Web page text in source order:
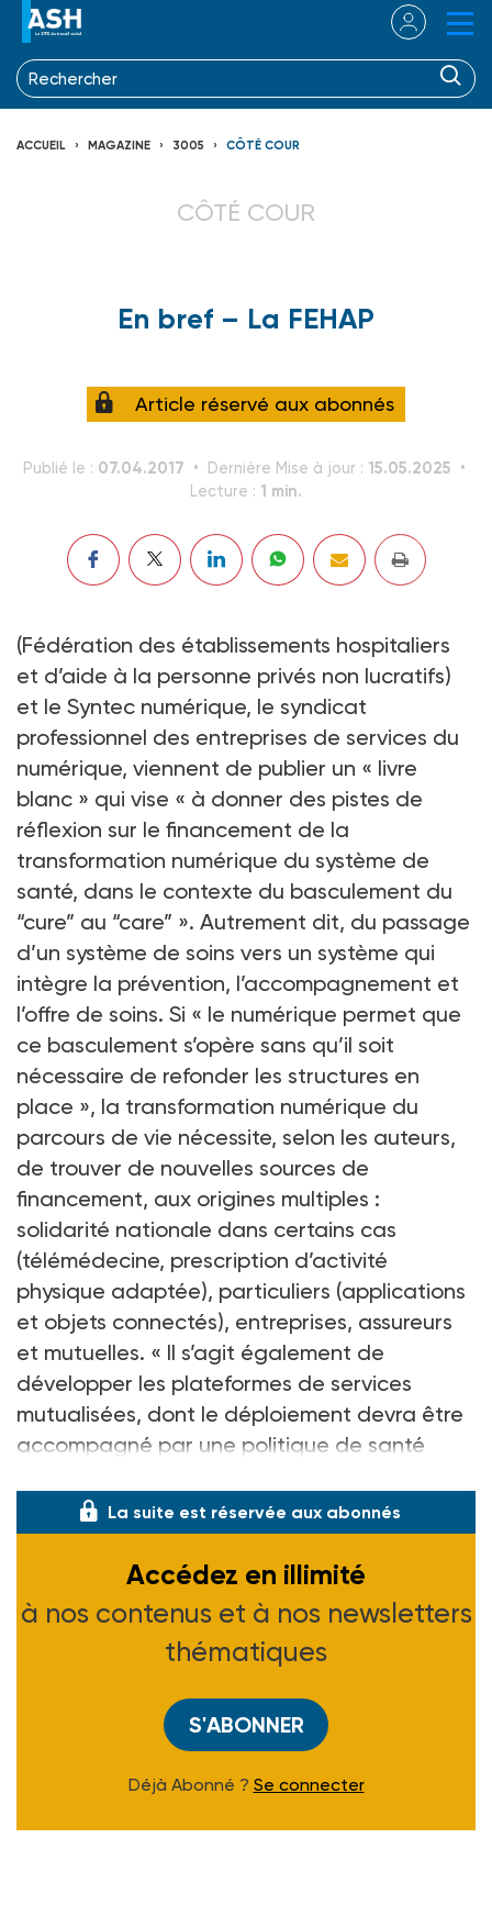
ACCUEIL MAGAZINE 3005 CÔTÉ COUR
CÔTÉ COUR
En bref – La FEHAP
Article réservé aux abonnés
Publié le : 07.04.2017 Dernière Mise à jour : 15.05.2025
Lecture : 1 min.
(Fédération des établissements hospitaliers
et d’aide à la personne privés non lucratifs)
et le Syntec numérique, le syndicat
professionnel des entreprises de services du
numérique, viennent de publier un « livre
blanc » qui vise « à donner des pistes de
réflexion sur le financement de la
transformation numérique du système de
santé, dans le contexte du basculement du
“cure” au “care” ». Autrement dit, du passage
d’un système de soins vers un système qui
intègre la prévention, l’accompagnement et
l’offre de soins. Si « le numérique permet que
ce basculement s’opère sans qu’il soit
nécessaire de refonder les structures en
place », la transformation numérique du
parcours de vie nécessite, selon les auteurs,
de trouver de nouvelles sources de
financement, aux origines multiples :
solidarité nationale dans certains cas
(télémédecine, prescription d’activité
physique adaptée), particuliers (applications
et objets connectés), entreprises, assureurs
et mutuelles. « Il s’agit également de
développer les plateformes de services
mutualisées, dont le déploiement devra être
accompagné par une politique de santé
La suite est réservée aux abonnés
Accédez en illimité
à nos contenus et à nos newsletters
thématiques
S'ABONNER
Déjà Abonné ? Se connecter